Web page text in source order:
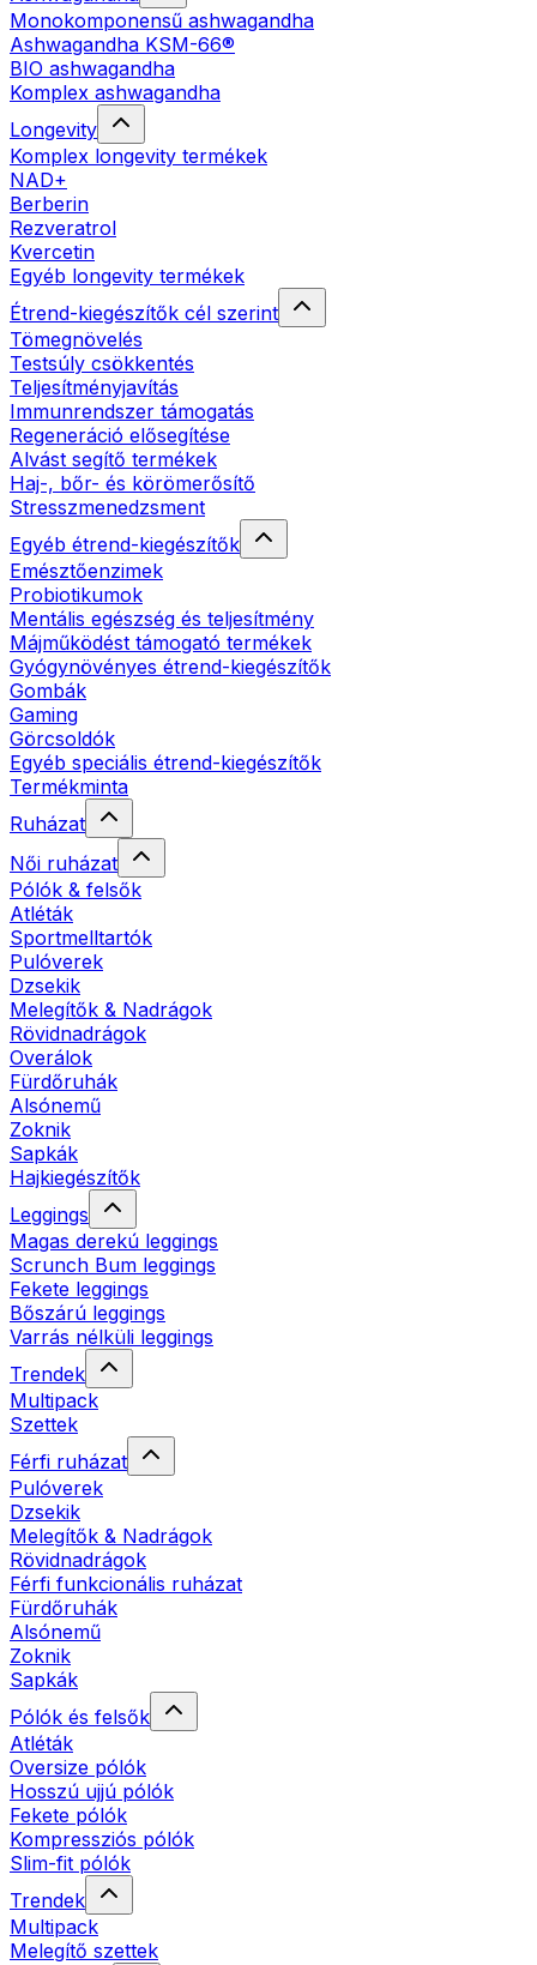
Monokomponensű ashwagandha
Ashwagandha KSM-66®
BIO ashwagandha
Komplex ashwagandha
Longevity
Komplex longevity termékek
NAD+
Berberin
Rezveratrol
Kvercetin
Egyéb longevity termékek
Étrend-kiegészítők cél szerint
Tömegnövelés
Testsúly csökkentés
Teljesítményjavítás
Immunrendszer támogatás
Regeneráció elősegítése
Alvást segítő termékek
Haj-, bőr- és körömerősítő
Stresszmenedzsment
Egyéb étrend-kiegészítők
Emésztőenzimek
Probiotikumok
Mentális egészség és teljesítmény
Májműködést támogató termékek
Gyógynövényes étrend-kiegészítők
Gombák
Gaming
Görcsoldók
Egyéb speciális étrend-kiegészítők
Termékminta
Ruházat
Női ruházat
Pólók & felsők
Atléták
Sportmelltartók
Pulóverek
Dzsekik
Melegítők & Nadrágok
Rövidnadrágok
Overálok
Fürdőruhák
Alsónemű
Zoknik
Sapkák
Hajkiegészítők
Leggings
Magas derekú leggings
Scrunch Bum leggings
Fekete leggings
Bőszárú leggings
Varrás nélküli leggings
Trendek
Multipack
Szettek
Férfi ruházat
Pulóverek
Dzsekik
Melegítők & Nadrágok
Rövidnadrágok
Férfi funkcionális ruházat
Fürdőruhák
Alsónemű
Zoknik
Sapkák
Pólók és felsők
Atléták
Oversize pólók
Hosszú ujjú pólók
Fekete pólók
Kompressziós pólók
Slim-fit pólók
Trendek
Multipack
Melegítő szettek